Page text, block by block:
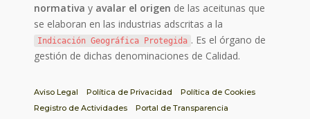
normativa y avalar el origen de las aceitunas que
se elaboran en las industrias adscritas a la
Indicación Geográfica Protegida . Es el órgano de
gestión de dichas denominaciones de Calidad.
Aviso Legal Política de Privacidad
Política de Cookies
Registro de Actividades
Portal de Transparencia